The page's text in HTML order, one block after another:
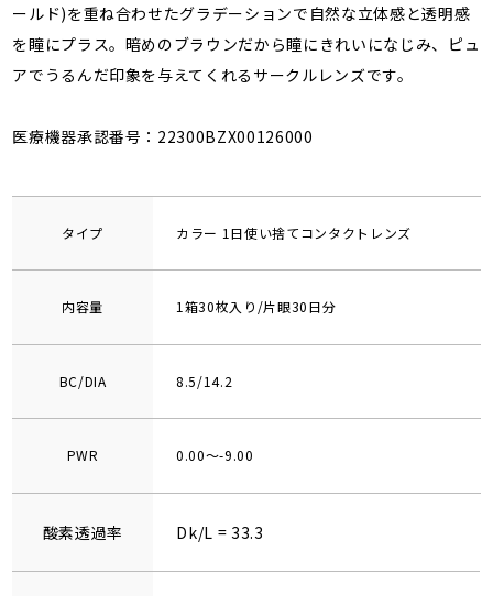
ールド)を重ね合わせたグラデーションで自然な立体感と透明感
を瞳にプラス。暗めのブラウンだから瞳にきれいになじみ、ピュ
アでうるんだ印象を与えてくれるサークルレンズです。
医療機器承認番号：22300BZX00126000
タイプ カラー 1日使い捨てコンタクトレンズ
内容量 1箱30枚入り/片眼30日分
BC/DIA 8.5/14.2
PWR 0.00～-9.00
酸素透過率 Dk/L = 33.3